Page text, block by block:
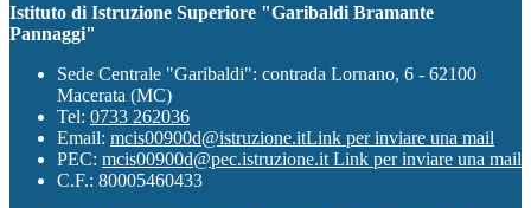
Istituto di Istruzione Superiore "Garibaldi Bramante
Pannaggi"
Sede Centrale "Garibaldi": contrada Lornano, 6 - 62100
Macerata (MC)
Tel: 0733 262036
Email: mcis00900d@istruzione.itLink per inviare una mail
PEC: mcis00900d@pec.istruzione.it Link per inviare una mail
C.F.: 80005460433